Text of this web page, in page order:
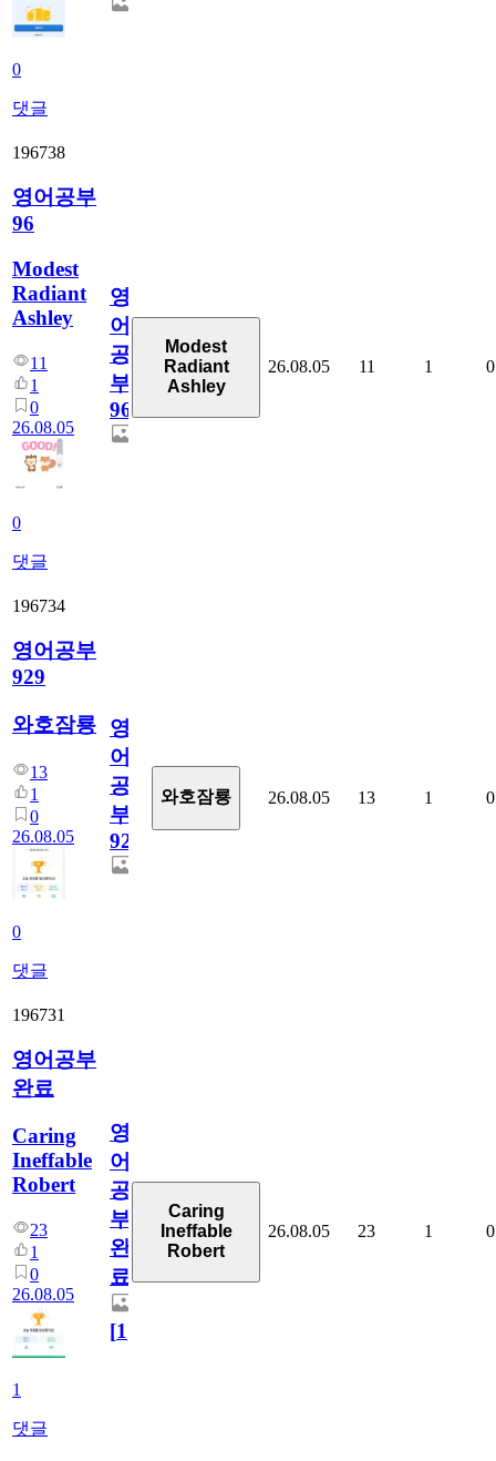
0
댓글
196738
영어공부
96
Modest
Radiant
Ashley
11
1
0
26.08.05
0
댓글
영
어
공
부
96
Modest
Radiant
Ashley
26.08.05 11 1 0
196734
영어공부
929
와호잠룡
13
1
0
26.08.05
0
댓글
영
어
공
부
929
와호잠룡 26.08.05 13 1 0
196731
영어공부
완료
Caring
Ineffable
Robert
23
1
0
26.08.05
1
댓글
영
어
공
부
완
료
[1]
Caring
Ineffable
Robert
26.08.05 23 1 0